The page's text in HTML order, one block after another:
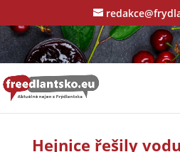
Hejnice řešily